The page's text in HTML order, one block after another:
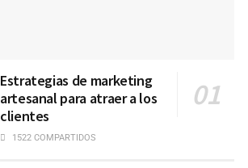
Estrategias de marketing
artesanal para atraer a los
clientes
1522 COMPARTIDOS